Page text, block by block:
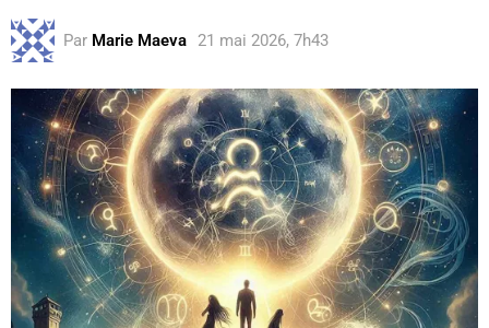
Par Marie Maeva 21 mai 2026, 7h43